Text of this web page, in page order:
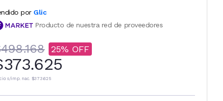
por Glic
Producto de nuestra red de proveedores
25
s/imp. nac. $373.625